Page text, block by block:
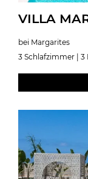
VILLA
bei Margarites
3 Schlafzimmer |